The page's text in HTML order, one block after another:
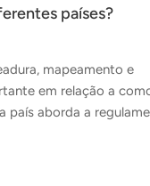
países?
mapeamento e
em relação a
país aborda a
sobre drones
Por que a